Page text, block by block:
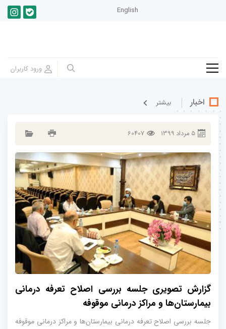
English
اخبار بيشتر
5 مرداد 1399
60407
گزارش تصویری جلسه بررسی اصلاح تعرفه درمانی
بیمارستان‌ها و مراکز درمانی موقوفه
جلسه بررسی اصلاح تعرفه درمانی بیمارستان‌ها و مراکز درمانی موقوفه